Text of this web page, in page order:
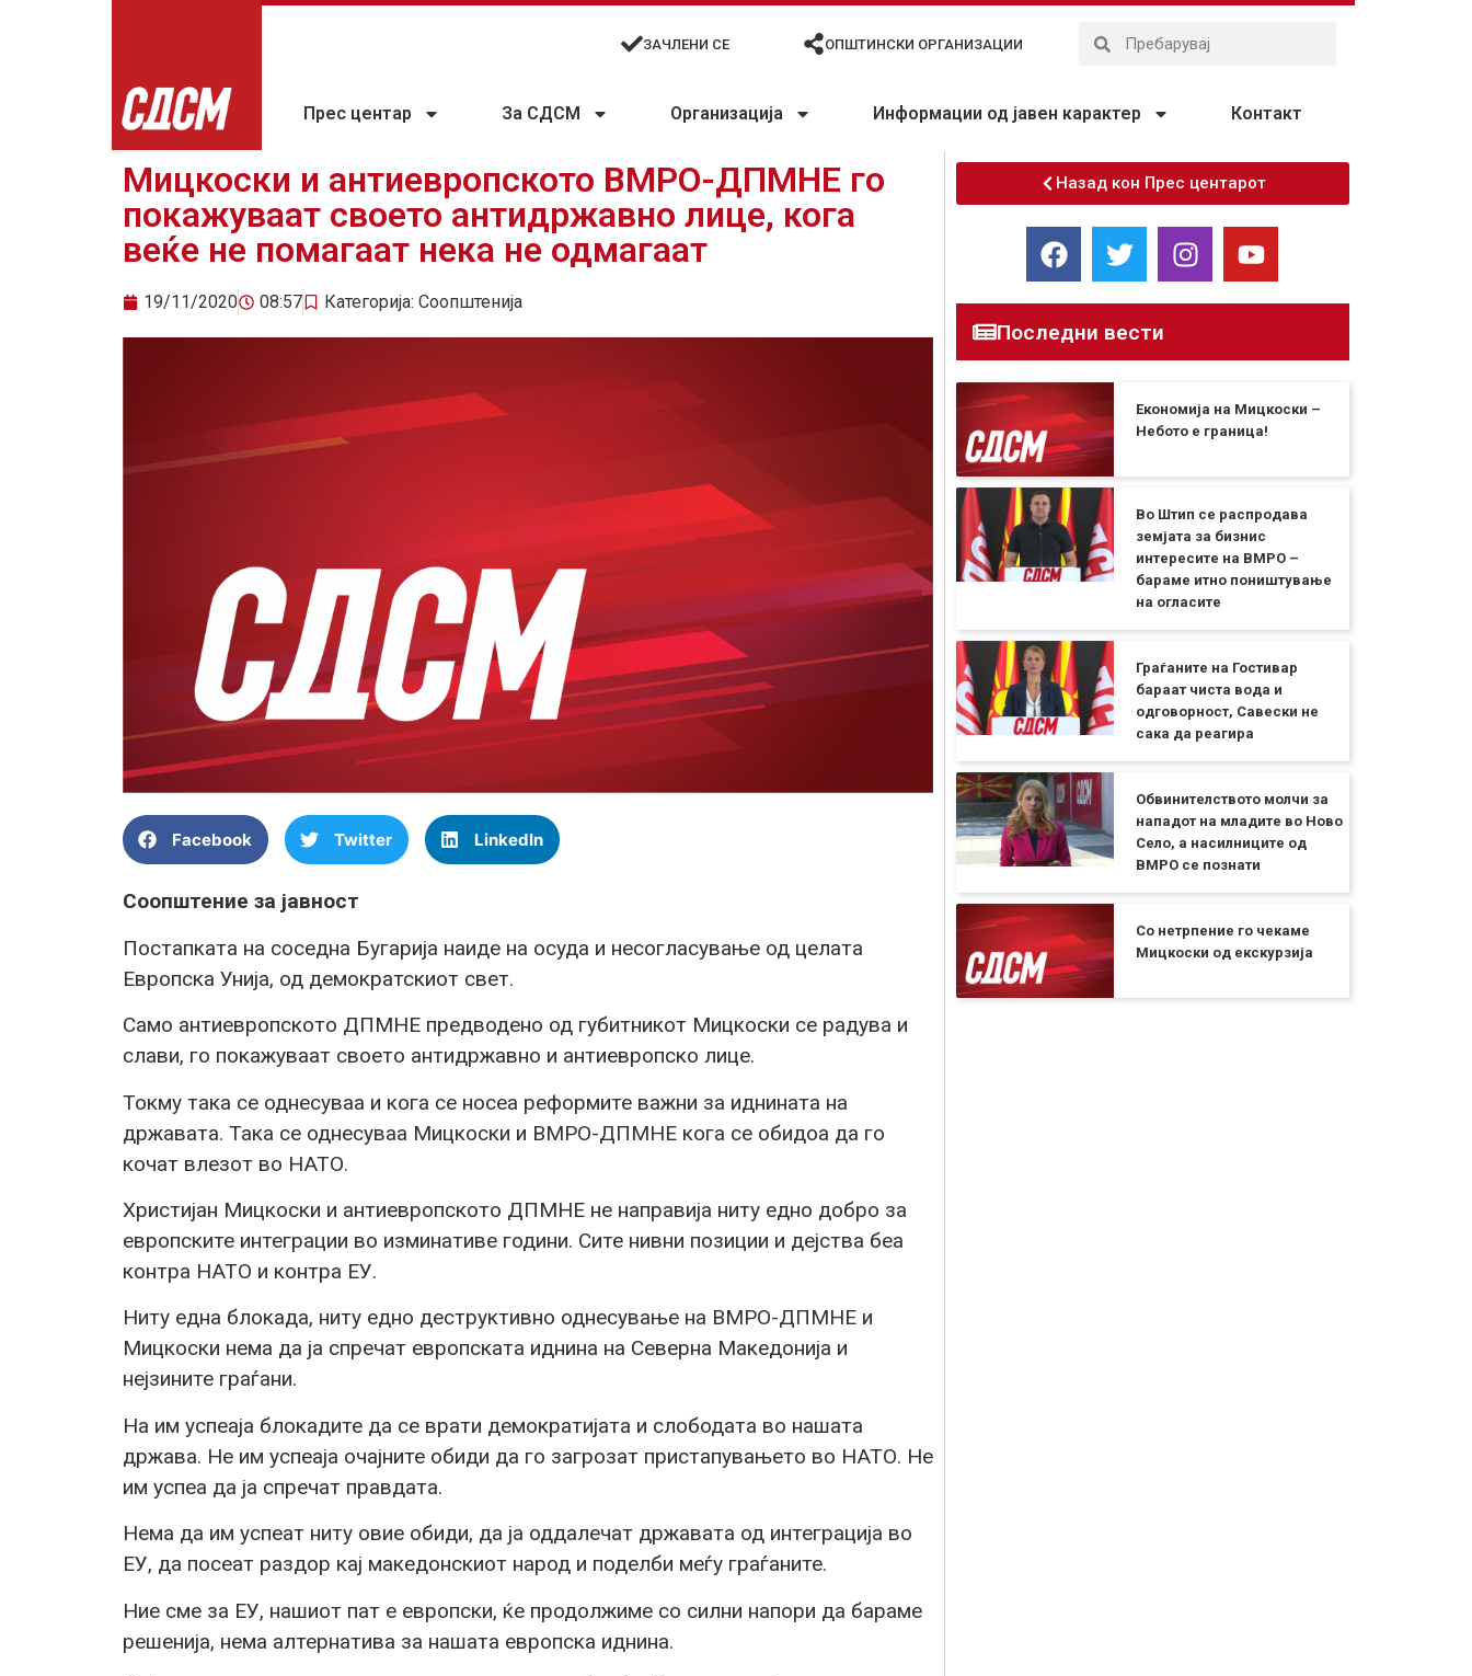
ЗАЧЛЕНИ СЕ ОПШТИНСКИ ОРГАНИЗАЦИИ
Прес центар За СДСМ Организација Информации од јавен карактер Контакт
Мицкоски и антиевропското ВМРО-ДПМНЕ го
покажуваат своето антидржавно лице, кога
веќе не помагаат нека не одмагаат
19/11/2020 08:57 Категорија: Соопштенија
Facebook Twitter LinkedIn
Соопштение за јавност
Постапката на соседна Бугарија наиде на осуда и несогласување од целата
Европска Унија, од демократскиот свет.
Само антиевропското ДПМНЕ предводено од губитникот Мицкоски се радува и
слави, го покажуваат своето антидржавно и антиевропско лице.
Токму така се однесуваа и кога се носеа реформите важни за иднината на
државата. Така се однесуваа Мицкоски и ВМРО-ДПМНЕ кога се обидоа да го
кочат влезот во НАТО.
Христијан Мицкоски и антиевропското ДПМНЕ не направија ниту едно добро за
европските интеграции во изминативе години. Сите нивни позиции и дејства беа
контра НАТО и контра ЕУ.
Ниту една блокада, ниту едно деструктивно однесување на ВМРО-ДПМНЕ и
Мицкоски нема да ја спречат европската иднина на Северна Македонија и
нејзините граѓани.
На им успеаја блокадите да се врати демократијата и слободата во нашата
држава. Не им успеаја очајните обиди да го загрозат пристапувањето во НАТО. Не
им успеа да ја спречат правдата.
Нема да им успеат ниту овие обиди, да ја оддалечат државата од интеграција во
ЕУ, да посеат раздор кај македонскиот народ и поделби меѓу граѓаните.
Ние сме за ЕУ, нашиот пат е европски, ќе продолжиме со силни напори да бараме
решeнија, нема алтернатива за нашата европска иднина.
Назад кон Прес центарот
Последни вести
Економија на Мицкоски –
Небото е граница!
Во Штип се распродава
земјата за бизнис
интересите на ВМРО –
бараме итно поништување
на огласите
Граѓаните на Гостивар
бараат чиста вода и
одговорност, Савески не
сака да реагира
Обвинителството молчи за
нападот на младите во Ново
Село, а насилниците од
ВМРО се познати
Со нетрпение го чекаме
Мицкоски од екскурзија